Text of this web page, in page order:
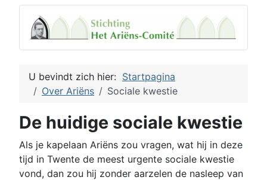
U bevindt zich hier: Startpagina
Over Ariëns
Sociale kwestie
De huidige sociale kwestie
Als je kapelaan Ariëns zou vragen, wat hij in deze
tijd in Twente de meest urgente sociale kwestie
vond, dan zou hij zonder aarzelen de nasleep van